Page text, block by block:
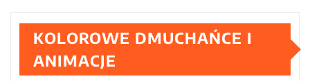
KOLOROWE DMUCHAŃCE I
ANIMACJE